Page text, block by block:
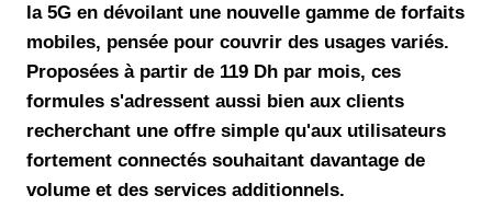
la 5G en dévoilant une nouvelle gamme de forfaits
mobiles, pensée pour couvrir des usages variés.
Proposées à partir de 119 Dh par mois, ces
formules s'adressent aussi bien aux clients
recherchant une offre simple qu'aux utilisateurs
fortement connectés souhaitant davantage de
volume et des services additionnels.